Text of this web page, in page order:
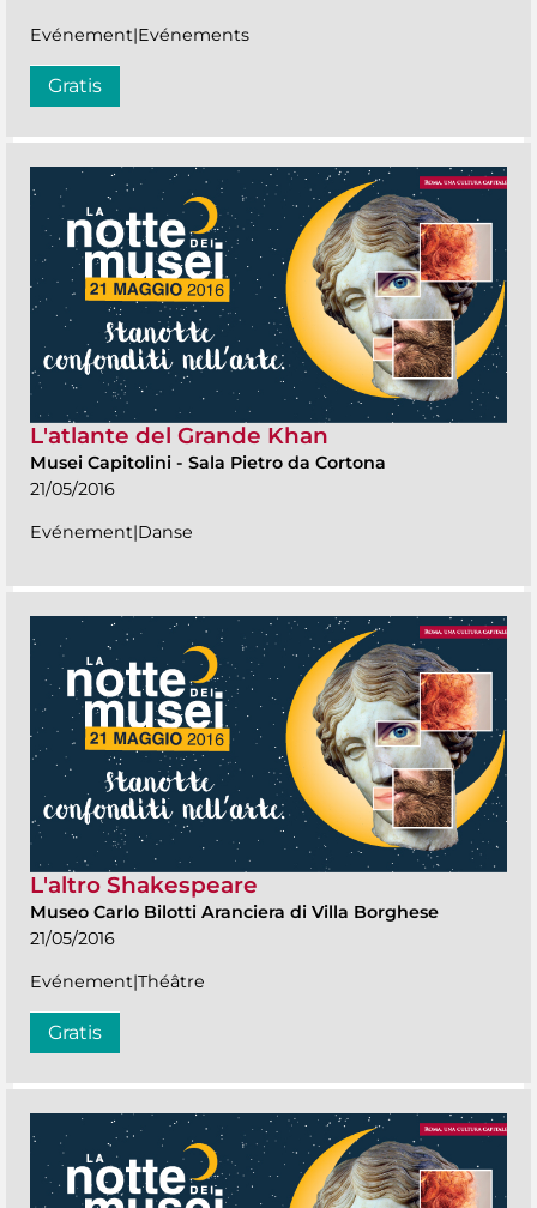
Evénement|Evénements
Gratis
L'atlante del Grande Khan
Musei Capitolini - Sala Pietro da Cortona
21/05/2016
Evénement|Danse
L'altro Shakespeare
Museo Carlo Bilotti Aranciera di Villa Borghese
21/05/2016
Evénement|Théâtre
Gratis